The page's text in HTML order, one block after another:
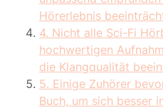
Hörerlebnis
4. Nicht alle Sci-Fi
hochwertigen
die Klangqualität
5. Einige Zuhörer
Buch, um sich besser